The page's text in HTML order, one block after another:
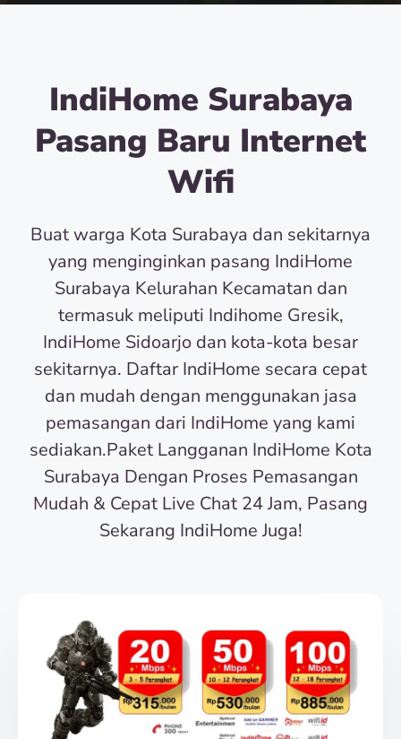
IndiHome Surabaya
Pasang Baru Internet
Wifi
Buat warga Kota Surabaya dan sekitarnya
yang menginginkan pasang IndiHome
Surabaya Kelurahan Kecamatan dan
termasuk meliputi Indihome Gresik,
IndiHome Sidoarjo dan kota-kota besar
sekitarnya. Daftar IndiHome secara cepat
dan mudah dengan menggunakan jasa
pemasangan dari IndiHome yang kami
sediakan.Paket Langganan IndiHome Kota
Surabaya Dengan Proses Pemasangan
Mudah & Cepat Live Chat 24 Jam, Pasang
Sekarang IndiHome Juga!